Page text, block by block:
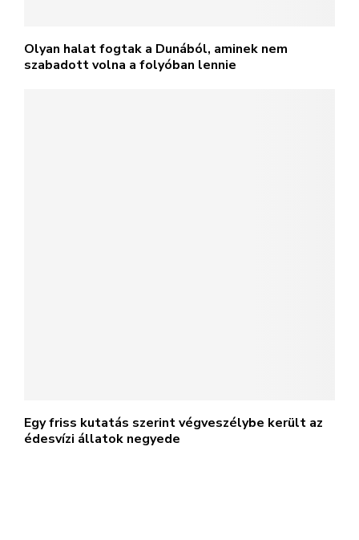
Olyan halat fogtak a Dunából, aminek nem
szabadott volna a folyóban lennie
Egy friss kutatás szerint végveszélybe került az
édesvízi állatok negyede